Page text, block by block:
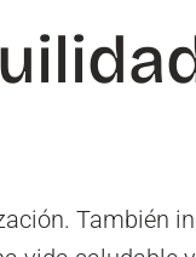
También